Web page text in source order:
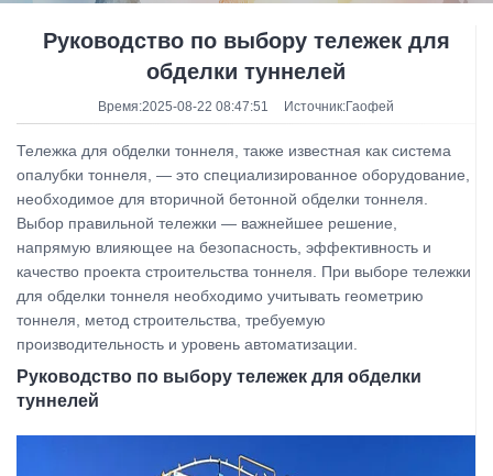
Руководство по выбору тележек для
обделки туннелей
Время:2025-08-22 08:47:51 Источник:Гаофей
Тележка для обделки тоннеля, также известная как система
опалубки тоннеля, — это специализированное оборудование,
необходимое для вторичной бетонной обделки тоннеля.
Выбор правильной тележки — важнейшее решение,
напрямую влияющее на безопасность, эффективность и
качество проекта строительства тоннеля. При выборе тележки
для обделки тоннеля необходимо учитывать геометрию
тоннеля, метод строительства, требуемую
производительность и уровень автоматизации.
Руководство по выбору тележек для обделки
туннелей